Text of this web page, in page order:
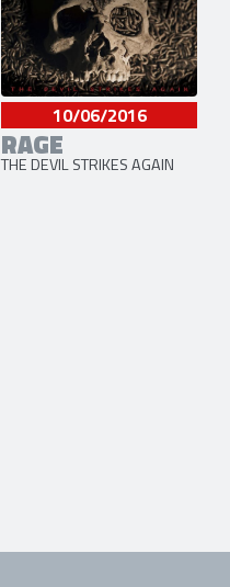
10/06/2016
RAGE
THE DEVIL STRIKES AGAIN